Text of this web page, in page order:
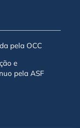
pela OCC
e
pela ASF